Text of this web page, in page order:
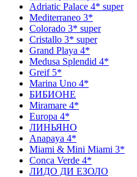
Adriatic Palace 4* super
Mediterraneo 3*
Colorado 3* super
Cristallo 3* super
Grand Playa 4*
Medusa Splendid 4*
Greif 5*
Marina Uno 4*
БИБИОНЕ
Miramare 4*
Europa 4*
ЛИНЬЯНО
Anapaya 4*
Miami & Mini Miami 3*
Conca Verde 4*
ЛИДО ДИ ЕЗОЛО